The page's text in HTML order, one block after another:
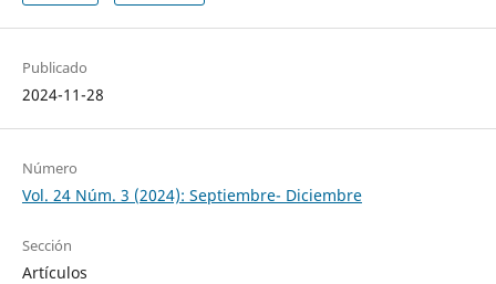
Publicado
2024-11-28
Número
Vol. 24 Núm. 3 (2024): Septiembre- Diciembre
Sección
Artículos